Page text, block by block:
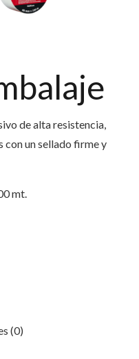
de alta resistencia,
con un sellado firme y
mt.
(0)